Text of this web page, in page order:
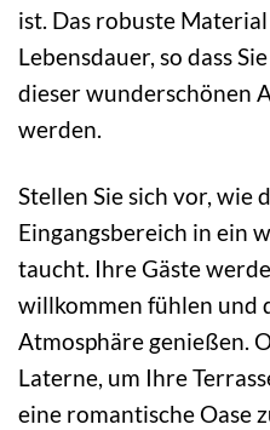
ist. Das robuste
Lebensdauer, so dass
dieser wunderschönen
werden.
Stellen Sie sich vor, wie
Eingangsbereich in ein
taucht. Ihre Gäste
willkommen fühlen und
Atmosphäre genießen.
Laterne, um Ihre
eine romantische Oase